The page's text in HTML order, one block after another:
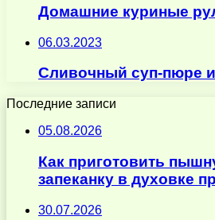
Домашние куриные
06.03.2023
Сливочный суп-пюре
Последние записи
05.08.2026
Как приготовить
запеканку в духовке
30.07.2026